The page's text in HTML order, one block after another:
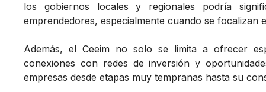
los gobiernos locales y regionales podría
emprendedores, especialmente cuando se focalizan
Además, el Ceeim no solo se limita a ofrecer
conexiones con redes de inversión y
empresas desde etapas muy tempranas hasta su